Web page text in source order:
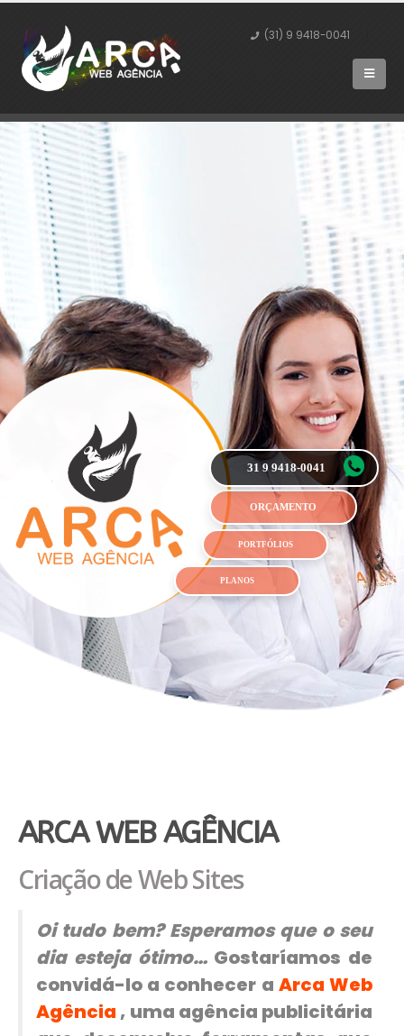
(31) 9 9418-0041
PORTFÓLIOS
31 9 9418-0041
ORÇAMENTO
PLANOS
ARCA WEB AGÊNCIA
Criação de Web Sites
Oi tudo bem? Esperamos que o seu
dia esteja ótimo…Gostaríamos de
convidá-lo a conhecer a Arca Web
Agência , uma agência publicitária